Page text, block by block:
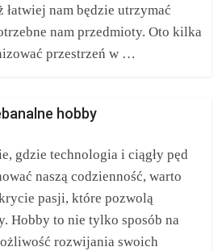
łatwiej nam będzie utrzymać
nam przedmioty. Oto kilka
przestrzeń w …
hobby
gdzie technologia i ciągły pęd
naszą codzienność, warto
pasji, które pozwolą
Hobby to nie tylko sposób na
rozwijania swoich